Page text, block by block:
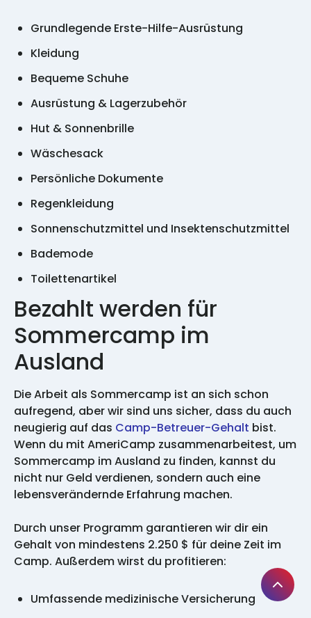
Grundlegende Erste-Hilfe-Ausrüstung
Kleidung
Bequeme Schuhe
Ausrüstung & Lagerzubehör
Hut & Sonnenbrille
Wäschesack
Persönliche Dokumente
Regenkleidung
Sonnenschutzmittel und Insektenschutzmittel
Bademode
Toilettenartikel
Bezahlt werden für
Sommercamp im
Ausland
Die Arbeit als Sommercamp ist an sich schon
aufregend, aber wir sind uns sicher, dass du auch
neugierig auf das Camp-Betreuer-Gehalt bist.
Wenn du mit AmeriCamp zusammenarbeitest, um
Sommercamp im Ausland zu finden, kannst du
nicht nur Geld verdienen, sondern auch eine
lebensverändernde Erfahrung machen.
Durch unser Programm garantieren wir dir ein
Gehalt von mindestens 2.250 $ für deine Zeit im
Camp. Außerdem wirst du profitieren:
Umfassende medizinische Versicherung